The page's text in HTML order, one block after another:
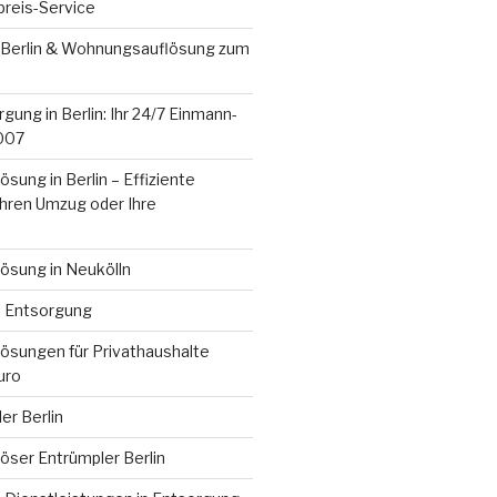
Service
& Wohnungsauflösung zum
in Berlin: Ihr 24/7 Einmann-
in Berlin – Effiziente
Umzug oder Ihre
in Neukölln
für Privathaushalte
Berlin
Entrümpler Berlin